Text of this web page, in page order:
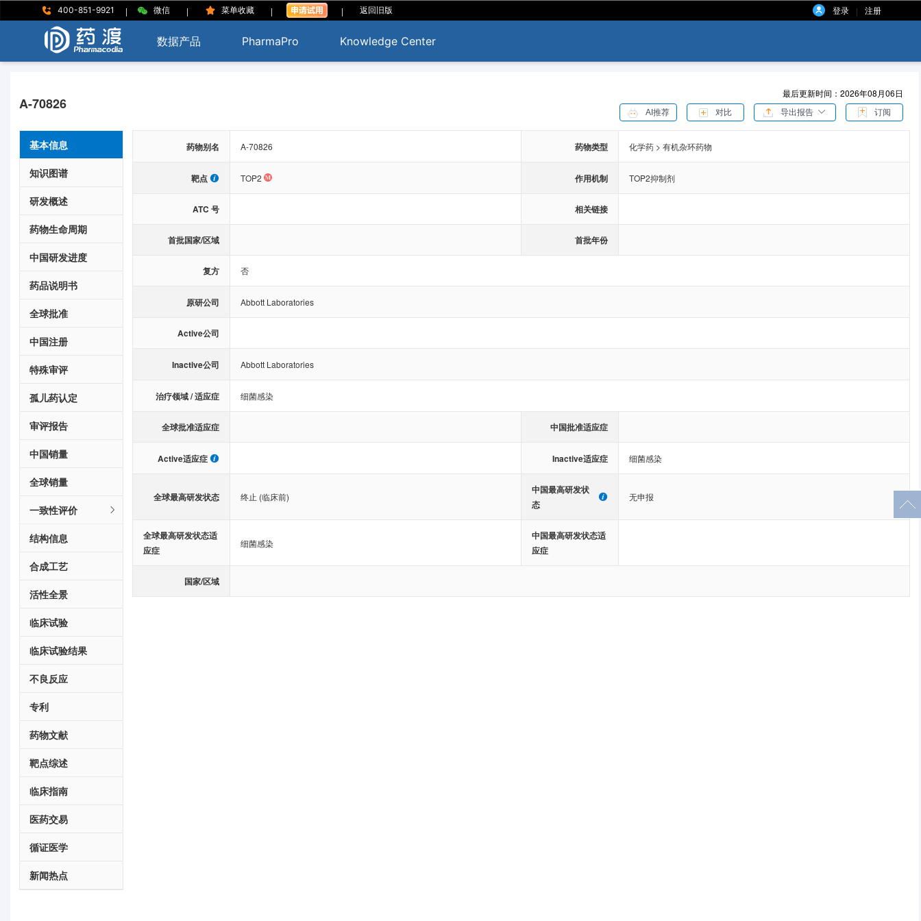
400-851-9921 | 微信 | 菜单收藏 | | 返回旧版 登录 | 注册
数据产品 PharmaPro Knowledge Center
A-70826
最后更新时间：2026年08月06日
AI推荐 对比 导出报告 订阅
基本信息
知识图谱
研发概述
药物生命周期
中国研发进度
药品说明书
全球批准
中国注册
特殊审评
孤儿药认定
审评报告
中国销量
全球销量
一致性评价
结构信息
合成工艺
活性全景
临床试验
临床试验结果
不良反应
专利
药物文献
靶点综述
临床指南
医药交易
循证医学
新闻热点
药物别名 A-70826 药物类型 化学药 > 有机杂环药物
靶点 TOP2 作用机制 TOP2抑制剂
ATC 号 相关链接
首批国家/区域 首批年份
复方 否
原研公司 Abbott Laboratories
Active公司
Inactive公司 Abbott Laboratories
治疗领域 / 适应症 细菌感染
全球批准适应症 中国批准适应症
Active适应症 Inactive适应症 细菌感染
全球最高研发状态 终止 (临床前)
中国最高研发状
态
无申报
全球最高研发状态适
应症
细菌感染
中国最高研发状态适
应症
国家/区域